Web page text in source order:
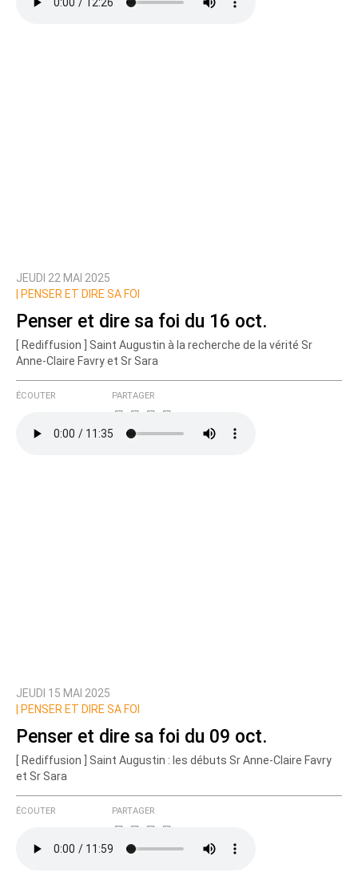
JEUDI 22 MAI 2025
PENSER ET DIRE SA FOI
Penser et dire sa foi du 16 oct.
[ Rediffusion ] Saint Augustin à la recherche de la vérité Sr
Anne-Claire Favry et Sr Sara
ÉCOUTER PARTAGER
JEUDI 15 MAI 2025
PENSER ET DIRE SA FOI
Penser et dire sa foi du 09 oct.
[ Rediffusion ] Saint Augustin : les débuts Sr Anne-Claire Favry
et Sr Sara
ÉCOUTER PARTAGER